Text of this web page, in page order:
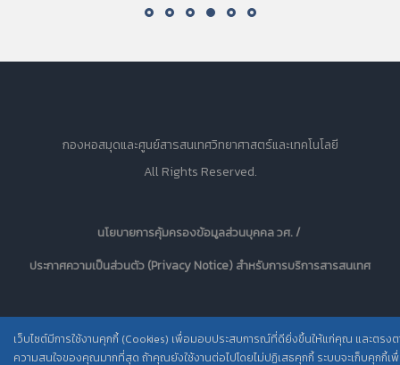
เว็บไซต์มีการใช้งานคุกกี้ (Cookies) เพื่อมอบประสบการณ์ที่ดียิ่งขึ้นให้แก่คุณ และตรง
ความสนใจของคุณมากที่สุด ถ้าคุณยังใช้งานต่อไปโดยไม่ปฏิเสธคุกกี้ ระบบจะเก็บคุกกี้เ
กองหอสมุดและศูนย์สารสนเทศวิทยาศาสตร์และเทคโนโลยี
All Rights Reserved.
นโยบายการคุ้มครองข้อมูลส่วนบุคคล วศ. /
ประกาศความเป็นส่วนตัว (Privacy Notice) สำหรับการบริการสารสนเทศ